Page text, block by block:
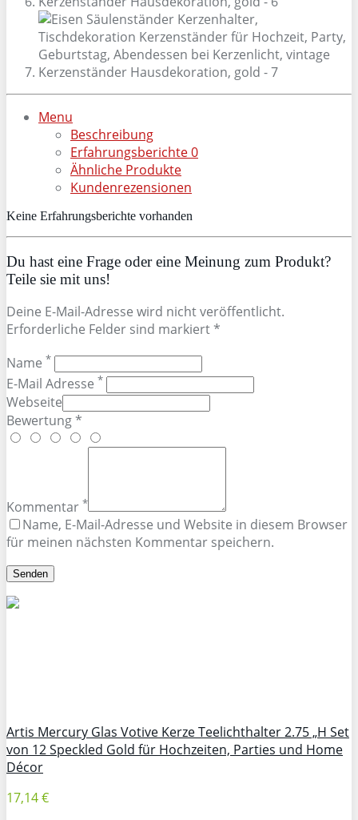
Menu
Beschreibung
Erfahrungsberichte0
Ähnliche Produkte
Kundenrezensionen
Keine Erfahrungsberichte vorhanden
Du hast eine Frage oder eine Meinung zum Produkt?
Teile sie mit uns!
Deine E-Mail-Adresse wird nicht veröffentlicht.
Erforderliche Felder sind markiert *
Name *
E-Mail Adresse *
Webseite
Bewertung *
Kommentar *
Name, E-Mail-Adresse und Website in diesem Browser
für meinen nächsten Kommentar speichern.
Artis Mercury Glas Votive Kerze Teelichthalter 2.75 „H Set
von 12 Speckled Gold für Hochzeiten, Parties und Home
Décor
17,14 €